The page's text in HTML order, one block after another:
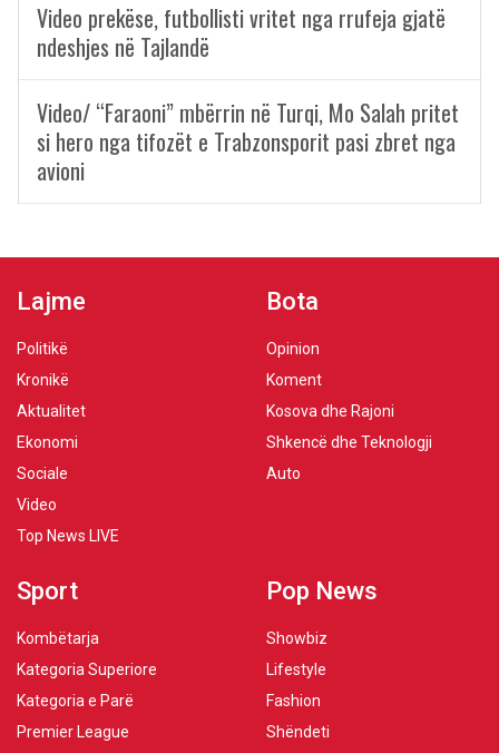
Video prekëse, futbollisti vritet nga rrufeja gjatë
ndeshjes në Tajlandë
Video/ “Faraoni” mbërrin në Turqi, Mo Salah pritet
si hero nga tifozët e Trabzonsporit pasi zbret nga
avioni
Lajme
Politikë
Kronikë
Aktualitet
Ekonomi
Sociale
Video
Top News LIVE
Bota
Opinion
Koment
Kosova dhe Rajoni
Shkencë dhe Teknologji
Auto
Sport
Kombëtarja
Kategoria Superiore
Kategoria e Parë
Premier League
Pop News
Showbiz
Lifestyle
Fashion
Shëndeti